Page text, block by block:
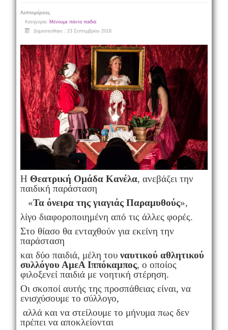
Λεπτομέρειες
Κατηγορία: Μένουμε πάντα παιδιά
Δημοσιεύθηκε : 23 Σεπτεμβρίου 2018
Η Θεατρική Ομάδα Κανέλα, ανεβάζει την
παιδική παράσταση
«Τα όνειρα της γιαγιάς Παραμυθούς»,
λίγο διαφοροποιημένη από τις άλλες φορές.
Στο θίασο θα ενταχθούν για εκείνη την
παράσταση
και δύο παιδιά, μέλη του ναυτικού αθλητικού
συλλόγου ΑμεΑ Ιππόκαμπος, ο οποίος
φιλοξενεί παιδιά με νοητική στέρηση.
Οι σκοποί αυτής της προσπάθειας είναι, να
ενισχύσουμε το σύλλογο,
αλλά και να στείλουμε το μήνυμα πως δεν
πρέπει να αποκλείονται